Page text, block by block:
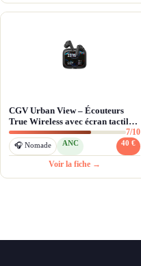
CGV Urban View – Écouteurs
True Wireless avec écran tactile
et ANC à moins de 50€
7/10
🎧 Nomade ANC 40 €
Voir la fiche →